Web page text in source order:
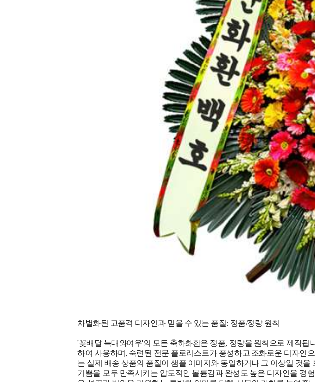
차별화된 고품격 디자인과 믿을 수 있는 품질: 정품/정량 원칙
'꽃배달 늑대와여우'의 모든 축하화환은 정품, 정량을 원칙으로 제작
하여 사용하며, 숙련된 전문 플로리스트가 풍성하고 조화로운 디자인
는 실제 배송 상품의 품질이 샘플 이미지와 동일하거나 그 이상일 것
기쁨을 모두 만족시키는 압도적인 볼륨감과 완성도 높은 디자인을 경